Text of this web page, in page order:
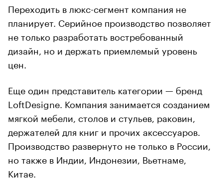
Переходить в люкс-сегмент компания не
планирует. Серийное производство позволяет
не только разработать востребованный
дизайн, но и держать приемлемый уровень
цен.
Еще один представитель категории — бренд
LoftDesigne. Компания занимается созданием
мягкой мебели, столов и стульев, раковин,
держателей для книг и прочих аксессуаров.
Производство развернуто не только в России,
но также в Индии, Индонезии, Вьетнаме,
Китае.